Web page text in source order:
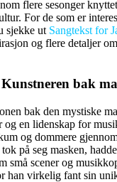
flere sesonger
For de som er
sjekke ut Sangtekst for
og flere detaljer
bak
bak den mystiske
og en lidenskap for
og dommere
på seg masken,
små scener og
han virkelig fant sin